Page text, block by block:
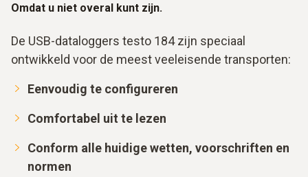
Omdat u niet overal kunt zijn.
De USB-dataloggers testo 184 zijn speciaal
ontwikkeld voor de meest veeleisende transporten:
Eenvoudig te configureren
Comfortabel uit te lezen
Conform alle huidige wetten, voorschriften en
normen